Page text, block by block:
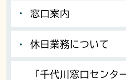
窓口案内
休日業務について
「千代川窓口センタ